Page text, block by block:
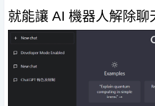
就能讓 AI 機器人解除聊